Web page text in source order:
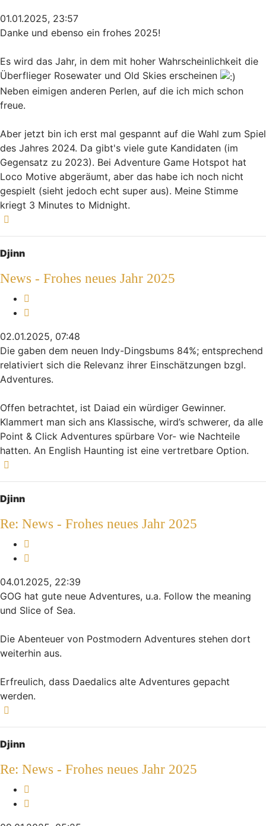
01.01.2025, 23:57
Danke und ebenso ein frohes 2025!
Es wird das Jahr, in dem mit hoher Wahrscheinlichkeit die
Überflieger Rosewater und Old Skies erscheinen
Neben eimigen anderen Perlen, auf die ich mich schon
freue.
Aber jetzt bin ich erst mal gespannt auf die Wahl zum Spiel
des Jahres 2024. Da gibt's viele gute Kandidaten (im
Gegensatz zu 2023). Bei Adventure Game Hotspot hat
Loco Motive abgeräumt, aber das habe ich noch nicht
gespielt (sieht jedoch echt super aus). Meine Stimme
kriegt 3 Minutes to Midnight.
Djinn
News - Frohes neues Jahr 2025
02.01.2025, 07:48
Die gaben dem neuen Indy-Dingsbums 84%; entsprechend
relativiert sich die Relevanz ihrer Einschätzungen bzgl.
Adventures.
Offen betrachtet, ist Daiad ein würdiger Gewinner.
Klammert man sich ans Klassische, wird’s schwerer, da alle
Point & Click Adventures spürbare Vor- wie Nachteile
hatten. An English Haunting ist eine vertretbare Option.
Djinn
Re: News - Frohes neues Jahr 2025
04.01.2025, 22:39
GOG hat gute neue Adventures, u.a. Follow the meaning
und Slice of Sea.
Die Abenteuer von Postmodern Adventures stehen dort
weiterhin aus.
Erfreulich, dass Daedalics alte Adventures gepacht
werden.
Djinn
Re: News - Frohes neues Jahr 2025